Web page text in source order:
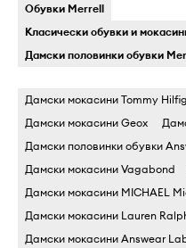
Обувки Merrell
Класически обувки и
Дамски половинки обувки
Дамски мокасини Tommy
Дамски мокасини Geox
Дамски половинки обувки
Дамски мокасини Vagabond
Дамски мокасини MICHAEL
Дамски мокасини Lauren
Дамски мокасини Answear